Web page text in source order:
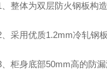
、整体为双层防火钢板构
、采用优质1.2mm冷轧钢
、柜身底部50mm高的防